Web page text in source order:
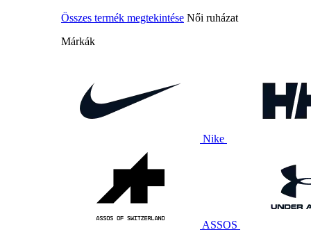
Összes termék megtekintése Női ruházat
Márkák
Nike
ASSOS